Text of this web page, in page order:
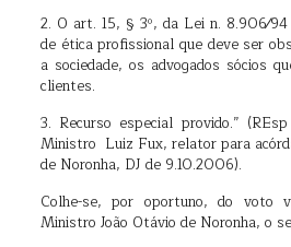
2. O art. 15, § 3º, da Lei n.
de ética profissional que deve ser
a sociedade, os advogados sócios
clientes.
3. Recurso especial provido.”
Ministro Luiz Fux, relator para
de Noronha, DJ de 9.10.2006).
Colhe-se, por oportuno, do voto
Ministro João Otávio de Noronha, o